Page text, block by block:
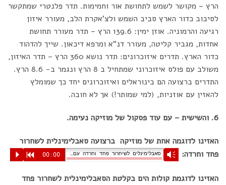
הרץ – מקושר לשמש לתחושת אור וחמימות. תדר פלנטרי שמתקשר
לסיבוב כדור הארץ סביב השמש ולצ'אקרת הלב, מעורר איזון
רגיעה והרמוניה. אוזן ימין: 139.6 הרץ – תדר מעורר תחושת
אחדות, מגביר קליטה, מעורר דנ"א ומרפא דיכאון. שייך להדהוד
כדור הארץ. תדרים איזוכרונים: תדר נושא 360 הרץ – תדר האיזון,
משולב עם פולס איזוכרוני שמתחיל ב 8 הרץ ונגמר ב- 8.6 הרץ.
התדרים ברצועה הם בינוראלים ואיזוכרונים יחד כך שמומלץ
להאזין עם אוזניות, (למי שמותר!) אך לא חובה.
6. והשישית – עם עוד פסקול של מוזיקה נעימה.
האזינו לדוגמה אחת של מוזיקה ברצועה סאבלימינלית לשחרור
פחד וחרדה:
Vm
00:00
R
P
האזינו לדוגמת קולות הים בקלטת הסאבלימינלית לשחרור פחד